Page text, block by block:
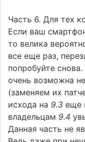
Часть 6. Для тех
Если ваш
то велика
все еще раз,
попробуйте
очень возможна
(заменяем их
исхода на 9.3 еще
владельцам 9.4
Данная часть не